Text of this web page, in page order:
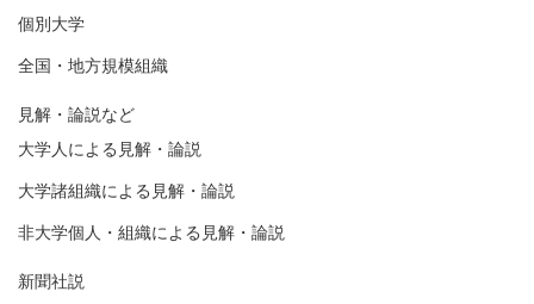
個別大学
全国・地方規模組織
見解・論説など
大学人による見解・論説
大学諸組織による見解・論説
非大学個人・組織による見解・論説
新聞社説